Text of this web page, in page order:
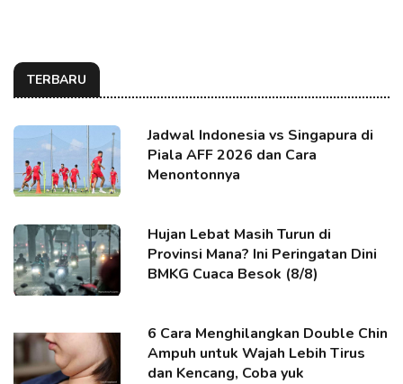
TERBARU
Jadwal Indonesia vs Singapura di
Piala AFF 2026 dan Cara
Menontonnya
Hujan Lebat Masih Turun di
Provinsi Mana? Ini Peringatan Dini
BMKG Cuaca Besok (8/8)
6 Cara Menghilangkan Double Chin
Ampuh untuk Wajah Lebih Tirus
dan Kencang, Coba yuk